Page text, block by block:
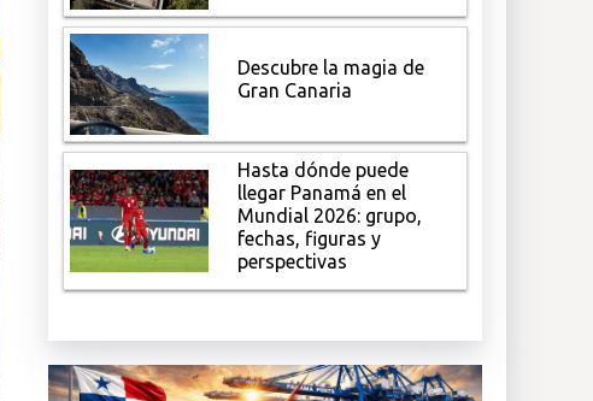
Descubre la magia de
Gran Canaria
Hasta dónde puede
llegar Panamá en el
Mundial 2026: grupo,
fechas, figuras y
perspectivas